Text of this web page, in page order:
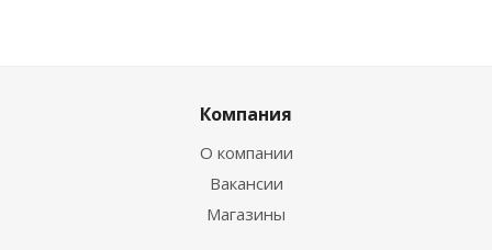
Компания
О компании
Вакансии
Магазины